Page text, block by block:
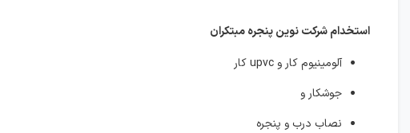
استخدام شركت نوين پنجره مبتكران
آلومینیوم کار و upvc کار
جوشكار و
نصاب درب و پنجره